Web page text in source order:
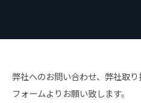
弊社へのお問い合わせ、弊社取
フォームよりお願い致します。